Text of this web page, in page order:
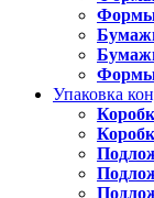
Формы
Упаковка